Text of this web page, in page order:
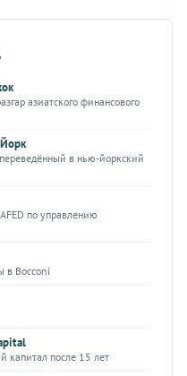
азиатского финансового
в нью-йоркский
по управлению
в Bocconi
капитал после 15 лет